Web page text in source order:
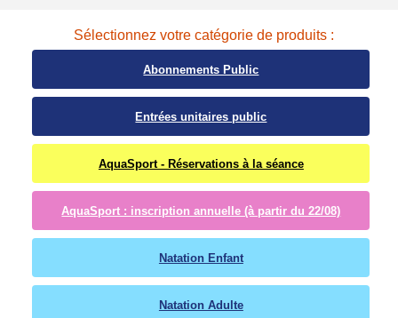
Sélectionnez votre catégorie de produits :
Abonnements Public
Entrées unitaires public
AquaSport - Réservations à la séance
AquaSport : inscription annuelle (à partir du 22/08)
Natation Enfant
Natation Adulte